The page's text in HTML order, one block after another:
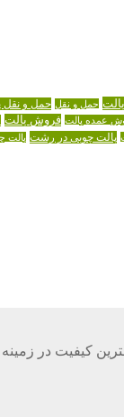
حمل و نقل حمل و نقل
عمده پالت فروش پالت
پالت چوبی در رشت پالت
کیفیت در